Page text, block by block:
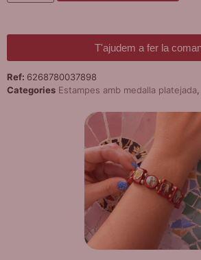
T'ajudem a fer la
Ref: 6268780037898
Categories Estampes amb medalla platejada